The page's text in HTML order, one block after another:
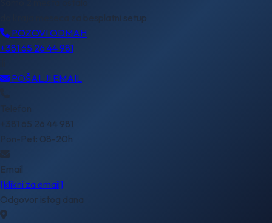
do kraja meseca za besplatni setup
POZOVI ODMAH
+381 65 26 44 981
POŠALJI EMAIL
Telefon
+381 65 26 44 981
Pon-Pet: 08-20h
Email
[klikni za email]
Odgovor istog dana